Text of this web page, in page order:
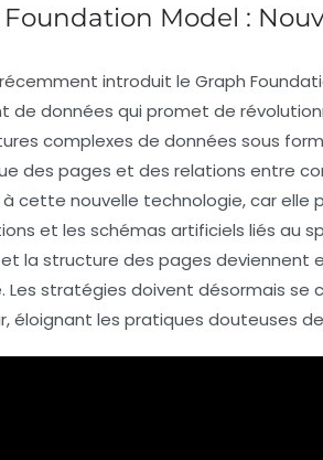
Model :
introduit le Graph
de données qui promet de
complexes de données sous
des pages et des relations entre
à cette nouvelle technologie, car
et les schémas artificiels liés au
la structure des pages deviennent
Les stratégies doivent désormais
éloignant les pratiques douteuses de